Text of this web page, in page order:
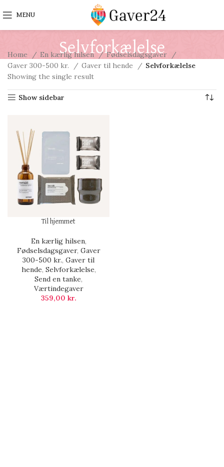
MENU
Selvforkælelse
Home En kærlig hilsen
Fødselsdagsgaver
Gaver 300-500 kr.
Gaver til hende
Selvforkælelse
Showing the single result
Show sidebar
Til hjemmet
En kærlig hilsen,
Fødselsdagsgaver, Gaver
300-500 kr., Gaver til
hende, Selvforkælelse,
Send en tanke,
Værtindegaver
359,00 kr.